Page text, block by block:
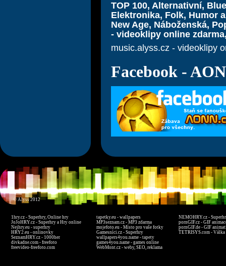
TOP 100, Alternativní,
Elektronika, Folk, Humor
New Age, Náboženská,
- videoklipy online
music.alyss.cz - videoklipy
Facebook -
© Alyss 2012
1hry.cz - Superhry, Online hry
JoJoHRY.cz - Superhry a Hry online
Nejhry.eu - superhry
HRY2.eu - onlinovky
SeznamHRY.cz - 1000her
divkadne.com - freefoto
freevideo-freefoto.com
tapetky.eu - wallpapers
MP3seznam.cz - MP3 zdarma
mojefoto.eu - Místo pro vaše fotky
Gamesníci.cz - Superhry
wallpapers4you.name - tapety
games4you.name - games online
WebMont.cz - weby, SEO, reklama
NEMOHRY.cz -
pornGIF.cz - GIF
pornGIF.de - GIF
TETRISYS.com - Válka